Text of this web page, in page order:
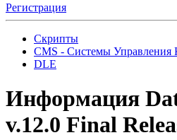
Регистрация
Скрипты
CMS - Системы Управления
DLE
Информация
v.12.0 Final